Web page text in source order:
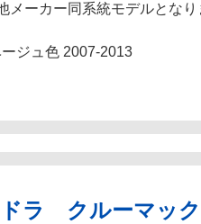
メーカー同系統モデルとなり
ジュ色 2007-2013
ラ クルーマッ